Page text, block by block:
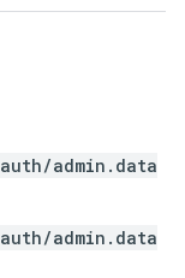
admin.data
admin.data